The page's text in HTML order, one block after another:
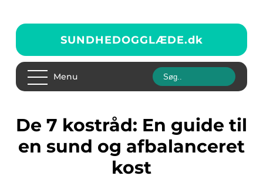
SUNDHEDOGGLÆDE.dk
Menu
De 7 kostråd: En guide til
en sund og afbalanceret
kost